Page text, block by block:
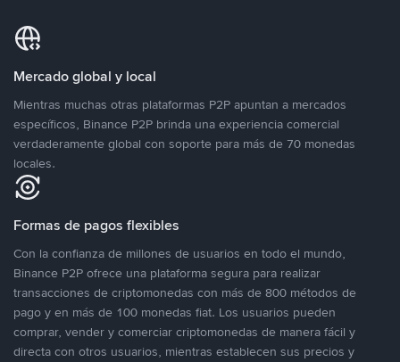
Mercado global y local
Mientras muchas otras plataformas P2P apuntan a mercados
específicos, Binance P2P brinda una experiencia comercial
verdaderamente global con soporte para más de 70 monedas
locales.
Formas de pagos flexibles
Con la confianza de millones de usuarios en todo el mundo,
Binance P2P ofrece una plataforma segura para realizar
transacciones de criptomonedas con más de 800 métodos de
pago y en más de 100 monedas fiat. Los usuarios pueden
comprar, vender y comerciar criptomonedas de manera fácil y
directa con otros usuarios, mientras establecen sus precios y